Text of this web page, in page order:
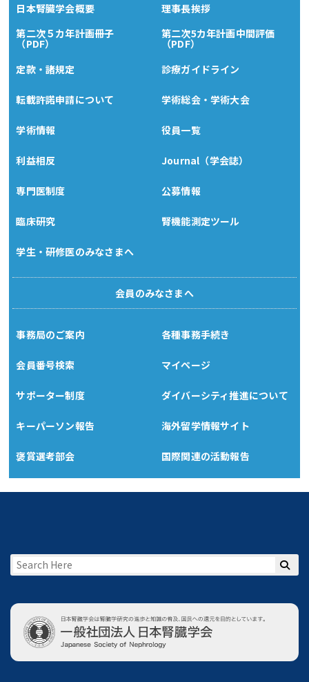
日本腎臓学会概要
理事長挨拶
第二次５カ年計画冊子
（PDF）
第二次5カ年計画中間評価
（PDF）
定款・諸規定
診療ガイドライン
転載許諾申請について 学術総会・学術大会
学術情報 役員一覧
利益相反 Journal（学会誌）
専門医制度 公募情報
臨床研究 腎機能測定ツール
学生・研修医のみなさまへ
会員のみなさまへ
事務局のご案内 各種事務手続き
会員番号検索 マイページ
サポーター制度 ダイバーシティ推進について
キーパーソン報告 海外留学情報サイト
褒賞選考部会 国際関連の活動報告